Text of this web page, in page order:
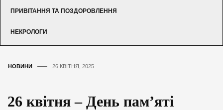
ПРИВІТАННЯ ТА ПОЗДОРОВЛЕННЯ
НЕКРОЛОГИ
НОВИНИ 26 КВІТНЯ, 2025
26 квітня – День пам’яті